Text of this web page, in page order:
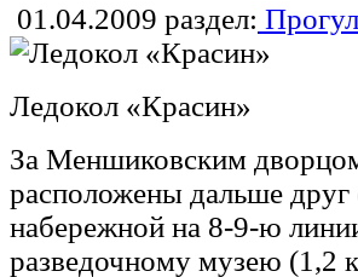
01.04.2009 раздел:
Ледокол «Красин»
За Меншиковским
расположены дальше друг
набережной на 8-9-ю
разведочному музею (1,2